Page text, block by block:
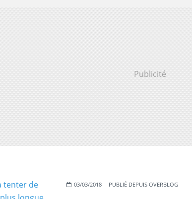
Publicité
03/03/2018 PUBLIÉ DEPUIS OVERBLOG